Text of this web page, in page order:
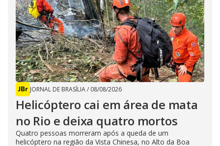
JORNAL DE BRASÍLIA/ 08/08/2026
Helicóptero cai em área de mata
no Rio e deixa quatro mortos
Quatro pessoas morreram após a queda de um
helicóptero na região da Vista Chinesa, no Alto da Boa